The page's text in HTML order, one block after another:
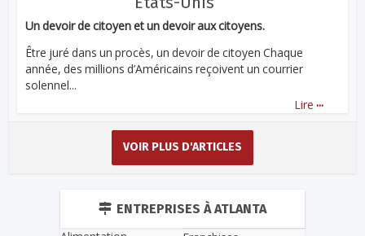
Un devoir de citoyen et un devoir aux citoyens.
Être juré dans un procès, un devoir de citoyen Chaque
année, des millions d’Américains reçoivent un courrier
solennel...
Lire ...
VOIR PLUS D'ARTICLES
ENTREPRISES À ATLANTA